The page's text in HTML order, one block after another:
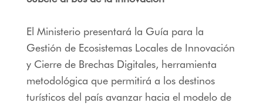
El Ministerio presentará la Guía para la
Gestión de Ecosistemas Locales de Innovación
y Cierre de Brechas Digitales, herramienta
metodológica que permitirá a los destinos
turísticos del país avanzar hacia el modelo de